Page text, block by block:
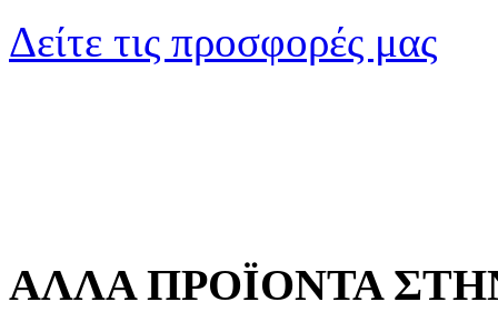
Δείτε τις προσφορές μας
ΑΛΛΑ ΠΡΟΪΟΝΤΑ